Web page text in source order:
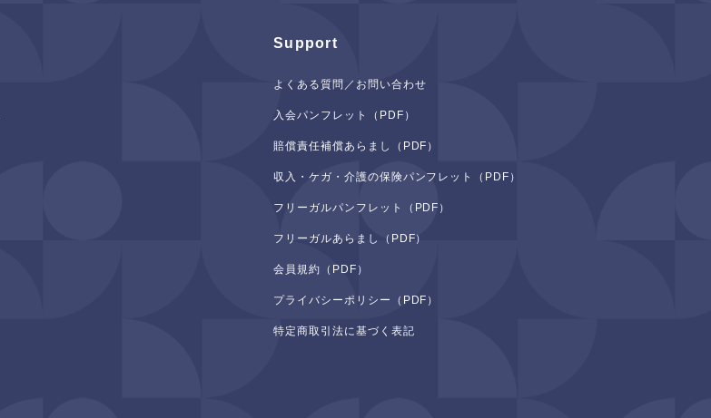
Support
よくある質問／お問い合わせ
入会パンフレット（PDF）
賠償責任補償あらまし（PDF）
収入・ケガ・介護の保険パンフレット（PDF）
フリーガルパンフレット（PDF）
フリーガルあらまし（PDF）
会員規約（PDF）
プライバシーポリシー（PDF）
特定商取引法に基づく表記